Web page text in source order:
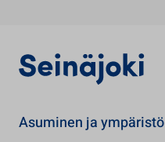
Asuminen ja ympäristö